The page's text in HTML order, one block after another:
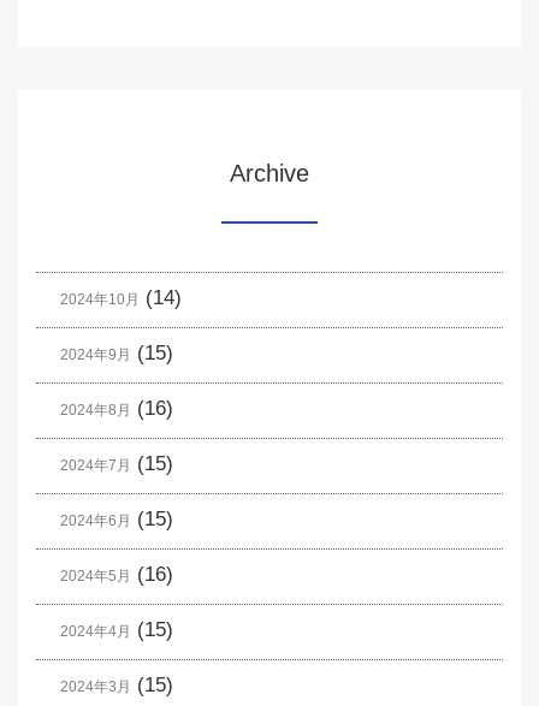
Archive
2024年10月 (14)
2024年9月 (15)
2024年8月 (16)
2024年7月 (15)
2024年6月 (15)
2024年5月 (16)
2024年4月 (15)
2024年3月 (15)